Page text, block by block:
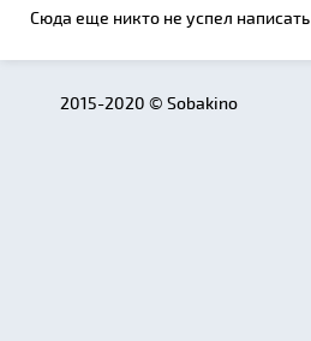
Сюда еще никто не успел написать
2015-2020 © Sobakino